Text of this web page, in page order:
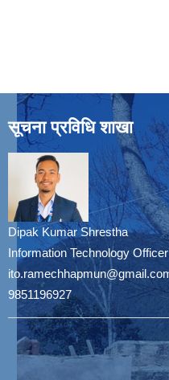
सूचना प्रविधि शाखा
Dipak Kumar Shrestha
Information Technology Officer
9851196927